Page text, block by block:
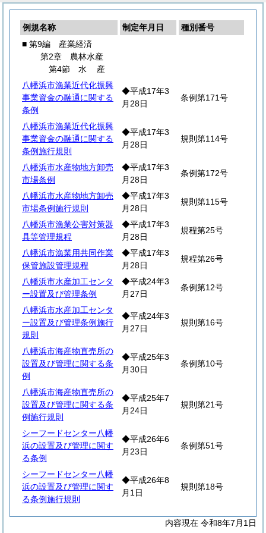
例規名称 制定年月日
種別番号
■ 第9編 産業経済
第2章 農林水産
第4節 水 産
八幡浜市漁業近代化振興
事業資金の融通に関する
条例
◆平成17年3
月28日
条例第171号
八幡浜市漁業近代化振興
事業資金の融通に関する
条例施行規則
◆平成17年3
月28日
規則第114号
八幡浜市水産物地方卸売
市場条例
◆平成17年3
月28日
条例第172号
八幡浜市水産物地方卸売
市場条例施行規則
◆平成17年3
月28日
規則第115号
八幡浜市漁業公害対策器
具等管理規程
◆平成17年3
月28日
規程第25号
八幡浜市漁業用共同作業
保管施設管理規程
◆平成17年3
月28日
規程第26号
八幡浜市水産加工センタ
ー設置及び管理条例
◆平成24年3
月27日
条例第12号
八幡浜市水産加工センタ
ー設置及び管理条例施行
規則
◆平成24年3
月27日
規則第16号
八幡浜市海産物直売所の
設置及び管理に関する条
例
◆平成25年3
月30日
条例第10号
八幡浜市海産物直売所の
設置及び管理に関する条
例施行規則
◆平成25年7
月24日
規則第21号
シーフードセンター八幡
浜の設置及び管理に関す
る条例
◆平成26年6
月23日
条例第51号
シーフードセンター八幡
浜の設置及び管理に関す
る条例施行規則
◆平成26年8
月1日
規則第18号
内容現在 令和8年7月1日